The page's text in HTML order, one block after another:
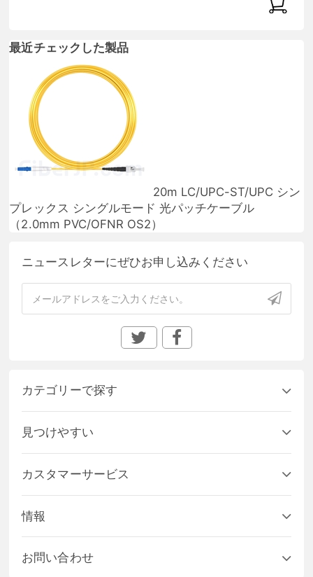
最近チェックした製品
20m LC/UPC-ST/UPC シン
プレックス シングルモード 光パッチケーブル
（2.0mm PVC/OFNR OS2）
ニュースレターにぜひお申し込みください
カテゴリーで探す
見つけやすい
カスタマーサービス
情報
お問い合わせ